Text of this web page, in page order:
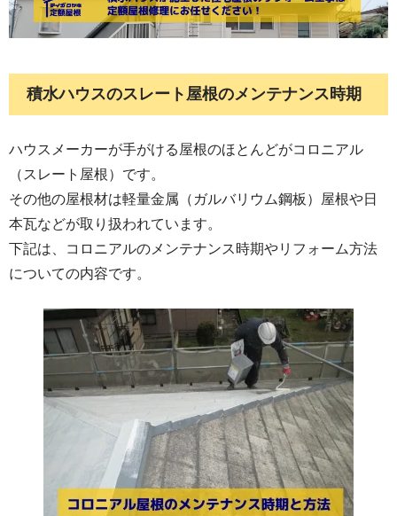
積水ハウスのスレート屋根のメンテナンス時期
ハウスメーカーが手がける屋根のほとんどがコロニアル
（スレート屋根）です。
その他の屋根材は軽量金属（ガルバリウム鋼板）屋根や日
本瓦などが取り扱われています。
下記は、コロニアルのメンテナンス時期やリフォーム方法
についての内容です。